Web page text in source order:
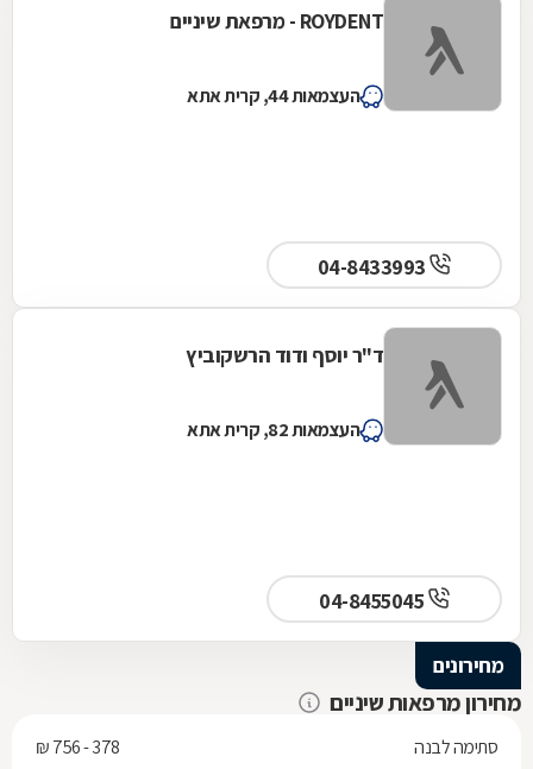
ROYDENT - מרפאת שיניים
העצמאות 44, קרית אתא
04-8433993
ד"ר יוסף ודוד הרשקוביץ
העצמאות 82, קרית אתא
מחירונים
מחירון מרפאות שיניים
סתימה לבנה
378 - 756 ₪